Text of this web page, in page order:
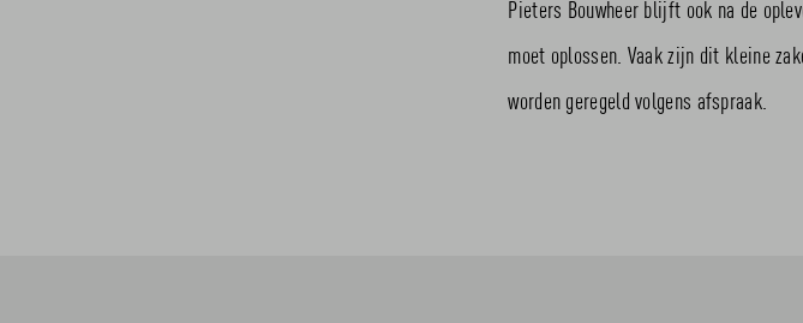
Pieters Bouwheer blijft ook na de
moet oplossen. Vaak zijn dit kleine
worden geregeld volgens afspraak.